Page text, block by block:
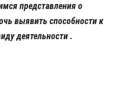
представления о
выявить способности к
деятельности.